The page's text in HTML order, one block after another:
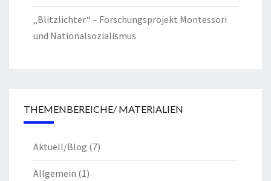
„Blitzlichter“ – Forschungsprojekt Montessori
und Nationalsozialismus
THEMENBEREICHE/ MATERIALIEN
Aktuell/Blog (7)
Allgemein (1)